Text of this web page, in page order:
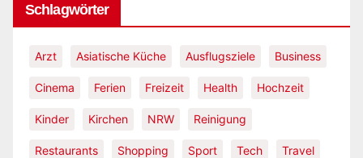
Schlagwörter
Arzt Asiatische Küche Ausflugsziele Business
Cinema Ferien Freizeit Health Hochzeit
Kinder Kirchen NRW Reinigung
Restaurants Shopping Sport Tech Travel